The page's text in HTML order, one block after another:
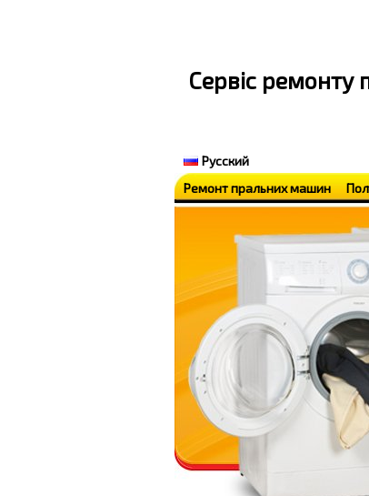
Cервіс
Ремонт пральних машин
Русский